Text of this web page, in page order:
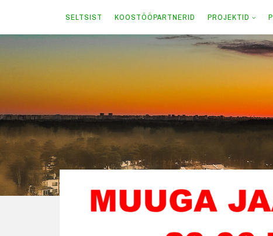
Skip
content
SELTSIST KOOSTÖÖPARTNERID PROJEKTID